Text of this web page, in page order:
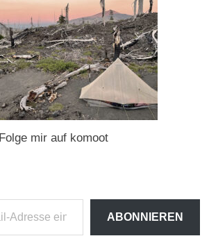
Folge mir auf komoot
ABONNIEREN